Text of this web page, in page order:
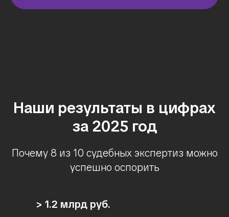
Наши результаты в цифрах
за 2025 год
Почему 8 из 10 судебных экспертиз можно
успешно оспорить
> 1.2 млрд руб.